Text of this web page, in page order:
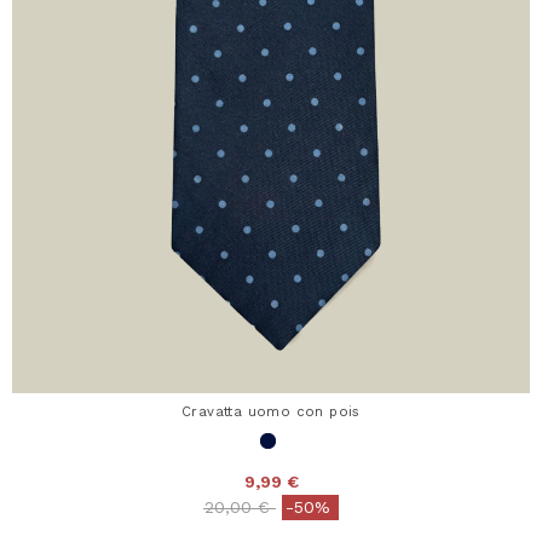
Cravatta uomo con pois
9,99 €
Price reduced from
20,00 €to-50%